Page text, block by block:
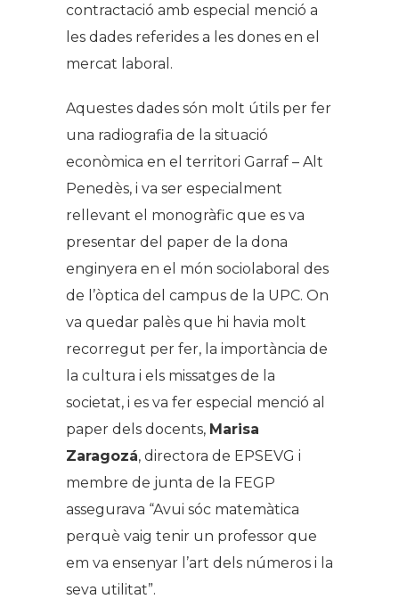
contractació amb especial menció a
les dades referides a les dones en el
mercat laboral.
Aquestes dades són molt útils per fer
una radiografia de la situació
econòmica en el territori Garraf – Alt
Penedès, i va ser especialment
rellevant el monogràfic que es va
presentar del paper de la dona
enginyera en el món sociolaboral des
de l’òptica del campus de la UPC. On
va quedar palès que hi havia molt
recorregut per fer, la importància de
la cultura i els missatges de la
societat, i es va fer especial menció al
paper dels docents, Marisa
Zaragozá, directora de EPSEVG i
membre de junta de la FEGP
assegurava “Avui sóc matemàtica
perquè vaig tenir un professor que
em va ensenyar l’art dels números i la
seva utilitat”.